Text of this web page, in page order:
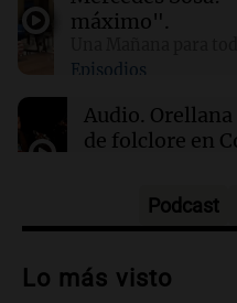
antojos ni mejora
01:29 Mundo
El lago Mead
años, evidenciando
máximo".
Episodios
Audio. Orellana
de folclore en
Audio.Trágico
vehículos desde
Podcast
Lo más visto